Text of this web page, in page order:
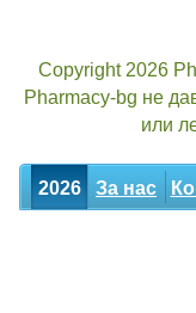
Copyright 2026
Pharmacy-bg не
или
2026 За нас